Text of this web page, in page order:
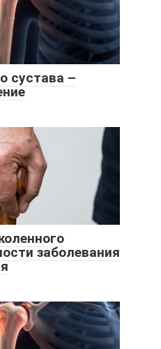
сустава –
заболевания